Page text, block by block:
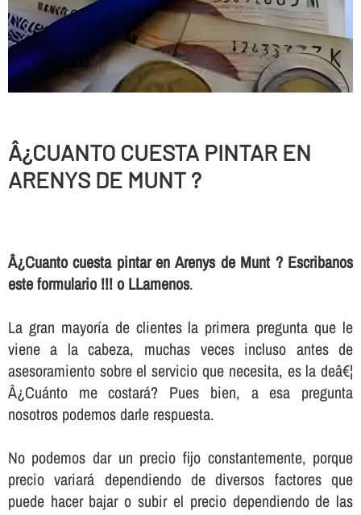
Â¿CUANTO CUESTA PINTAR EN
ARENYS DE MUNT ?
Â¿Cuanto cuesta pintar en Arenys de Munt ? Escribanos
este formulario !!! o LLamenos.
La gran mayorí­a de clientes la primera pregunta que le
viene a la cabeza, muchas veces incluso antes de
asesoramiento sobre el servicio que necesita, es la deâ€¦
Â¿Cuánto me costará? Pues bien, a esa pregunta
nosotros podemos darle respuesta.
No podemos dar un precio fijo constantemente, porque
precio variará dependiendo de diversos factores que
puede hacer bajar o subir el precio dependiendo de las